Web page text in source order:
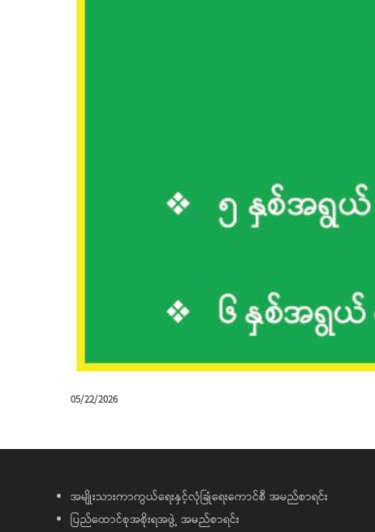
05/22/2026
အမျိုးသားကာကွယ်ရေးနှင့်လုံခြုံရေးကောင်စီ အမည်စာရင်း
ပြည်ထောင်စုအစိုးရအဖွဲ့ အမည်စာရင်း